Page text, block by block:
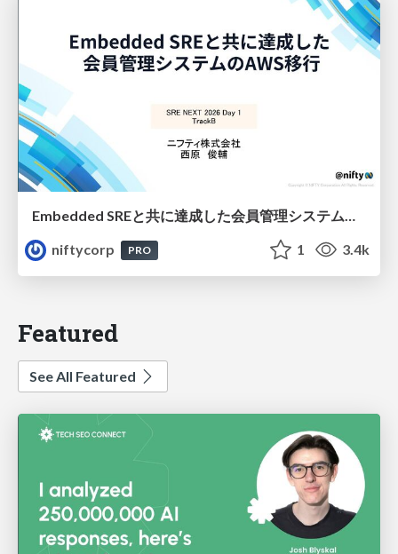
Embedded SREと共に達成した会員管理システムのAWS移行 - SRE NEXT 2026 ランチスポンサーセッション
niftycorp
PRO 1 3.4k
Featured
See All Featured